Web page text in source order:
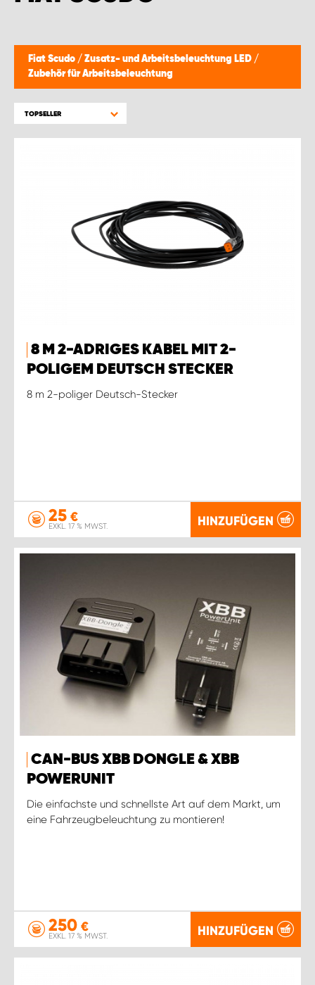
Fiat Scudo / Zusatz- und Arbeitsbeleuchtung LED /
Zubehör für Arbeitsbeleuchtung
TOPSELLER
8 M 2-ADRIGES KABEL MIT 2-
POLIGEM DEUTSCH STECKER
8 m 2-poliger Deutsch-Stecker
25 €
EXKL. 17 % MWST. HINZUFÜGEN
CAN-BUS XBB DONGLE & XBB
POWERUNIT
Die einfachste und schnellste Art auf dem Markt, um
eine Fahrzeugbeleuchtung zu montieren!
250 €
EXKL. 17 % MWST. HINZUFÜGEN